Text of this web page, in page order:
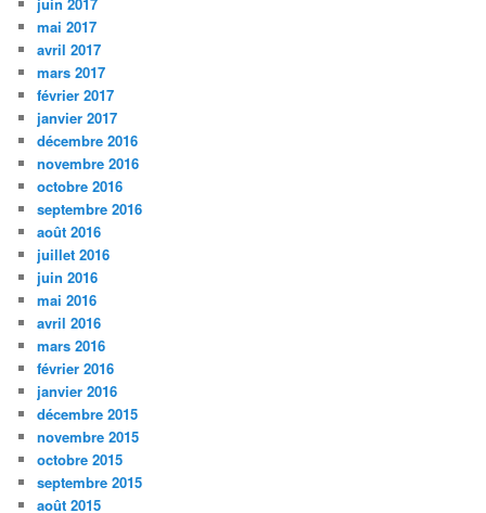
mai 2017
avril 2017
mars 2017
février 2017
janvier 2017
décembre 2016
novembre 2016
octobre 2016
septembre 2016
août 2016
juillet 2016
juin 2016
mai 2016
avril 2016
mars 2016
février 2016
janvier 2016
décembre 2015
novembre 2015
octobre 2015
septembre 2015
août 2015